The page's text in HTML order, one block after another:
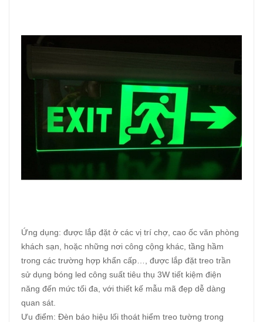
Ứng dụng: được lắp đặt ở các vị trí chợ, cao ốc văn phòng
khách sạn, hoặc những nơi công cộng khác, tầng hầm
trong các trường hợp khẩn cấp…, được lắp đặt treo trần
sử dụng bóng led công suất tiêu thụ 3W tiết kiệm điện
năng đến mức tối đa, với thiết kế mẫu mã đẹp dễ dàng
quan sát.
Ưu điểm: Đèn báo hiệu lối thoát hiểm treo tường trong